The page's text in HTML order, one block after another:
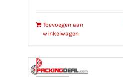
Toevoegen aan
winkelwagen